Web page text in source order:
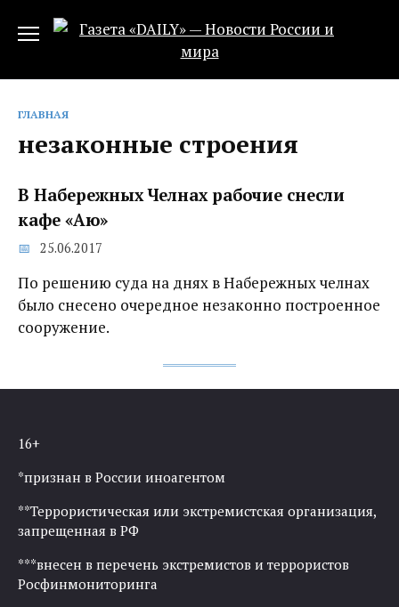
ГЛАВНАЯ
незаконные строения
В Набережных Челнах рабочие снесли
кафе «Аю»
25.06.2017
По решению суда на днях в Набережных челнах
было снесено очередное незаконно построенное
сооружение.
16+
*признан в России иноагентом
**Террористическая или экстремистская организация,
запрещенная в РФ
***внесен в перечень экстремистов и террористов
Росфинмониторинга